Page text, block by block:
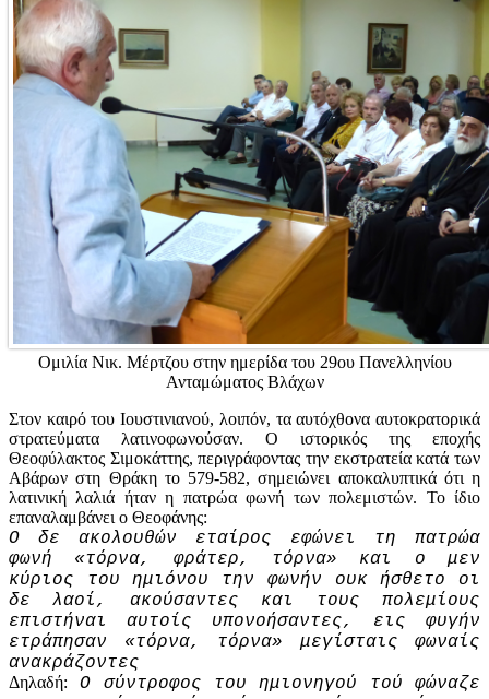
Ομιλία Νικ. Μέρτζου στην ημερίδα του 29ου Πανελληνίου
Ανταμώματος Βλάχων
Στον καιρό του Ιουστινιανού, λοιπόν, τα αυτόχθονα αυτοκρατορικά
στρατεύματα λατινοφωνούσαν. Ο ιστορικός της εποχής
Θεοφύλακτος Σιμοκάττης, περιγράφοντας την εκστρατεία κατά των
Αβάρων στη Θράκη το 579-582, σημειώνει αποκαλυπτικά ότι η
λατινική λαλιά ήταν η πατρώα φωνή των πολεμιστών. Το ίδιο
επαναλαμβάνει ο Θεοφάνης:
Ο δε ακολουθών εταίρος εφώνει τη πατρώα
φωνή «τόρνα, φράτερ, τόρνα» και ο μεν
κύριος του ημιόνου την φωνήν ουκ ήσθετο οι
δε λαοί, ακούσαντες και τους πολεμίους
επιστήναι αυτοίς υπονοήσαντες, εις φυγήν
ετράπησαν «τόρνα, τόρνα» μεγίσταις φωναίς
ανακράζοντες
Δηλαδή: Ο σύντροφος του ημιονηγού τού φώναζε